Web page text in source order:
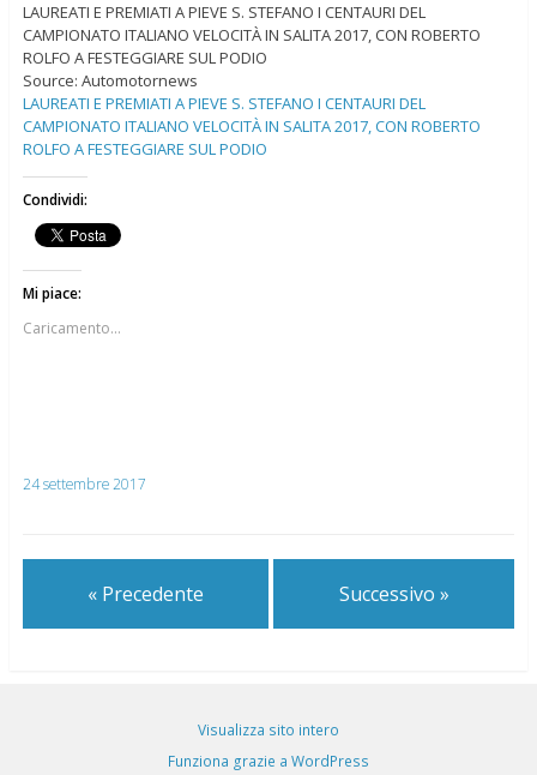
LAUREATI E PREMIATI A PIEVE S. STEFANO I CENTAURI DEL
CAMPIONATO ITALIANO VELOCITÀ IN SALITA 2017, CON ROBERTO
ROLFO A FESTEGGIARE SUL PODIO
Source: Automotornews
LAUREATI E PREMIATI A PIEVE S. STEFANO I CENTAURI DEL
CAMPIONATO ITALIANO VELOCITÀ IN SALITA 2017, CON ROBERTO
ROLFO A FESTEGGIARE SUL PODIO
Condividi:
Mi piace:
Caricamento...
24 settembre 2017
« Precedente Successivo »
Visualizza sito intero
Funziona grazie a WordPress